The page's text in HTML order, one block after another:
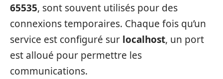
65535, sont souvent utilisés pour des
connexions temporaires. Chaque fois qu’un
service est configuré sur localhost, un port
est alloué pour permettre les
communications.